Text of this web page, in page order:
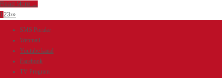
Read More →
123›»
SMS Poruke
Webmail
Youtube kanal
Facebook
TV Program